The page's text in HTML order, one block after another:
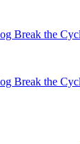
Break the
Break the